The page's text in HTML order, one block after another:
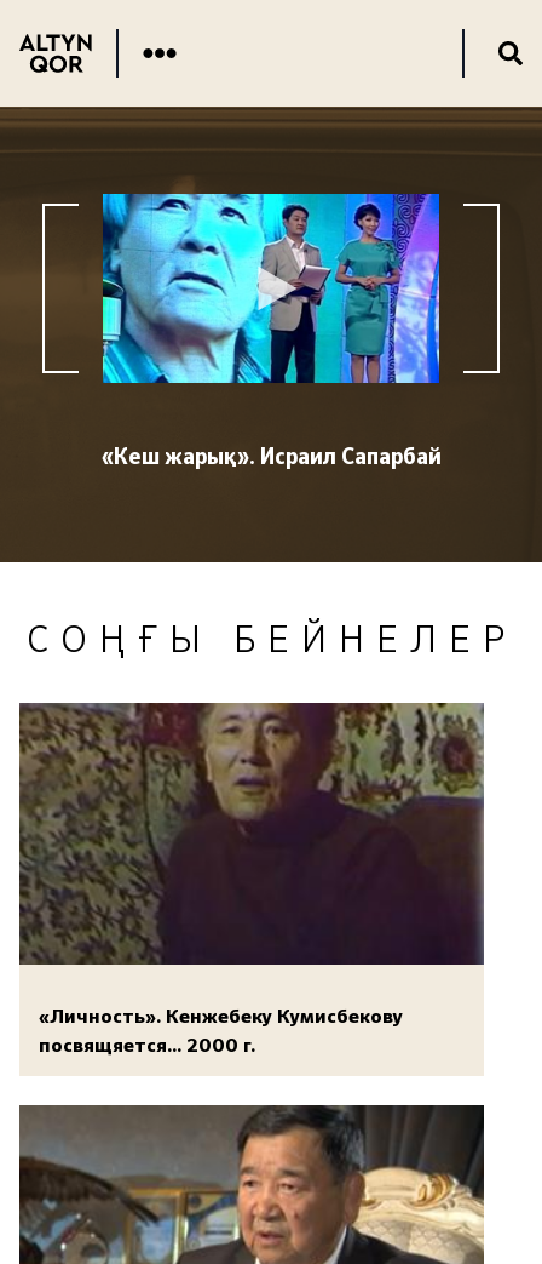
«Кеш жарық». Исраил Сапарбай
СОҢҒЫ БЕЙНЕЛЕР
«Личность». Кенжебеку Кумисбекову
посвящяется... 2000 г.